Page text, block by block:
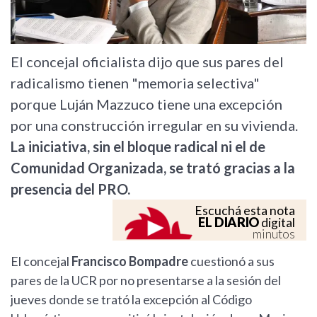
El concejal oficialista dijo que sus pares del
radicalismo tienen "memoria selectiva"
porque Luján Mazzuco tiene una excepción
por una construcción irregular en su vivienda.
La iniciativa, sin el bloque radical ni el de
Comunidad Organizada, se trató gracias a la
presencia del PRO.
Escuchá esta nota
EL DIARIOdigital
minutos
El concejal Francisco Bompadrecuestionó a sus
pares de la UCR por no presentarse a la sesión del
jueves donde se trató la excepción al Código